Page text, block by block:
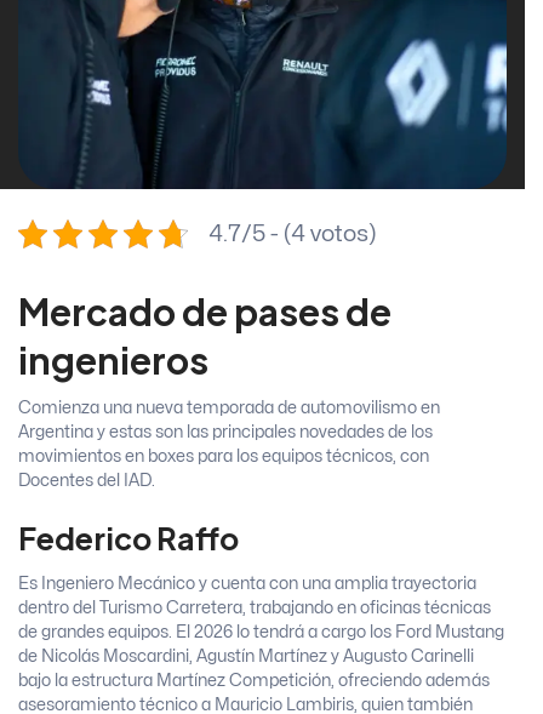
4.7/5 - (4 votos)
Mercado de pases de
ingenieros
Comienza una nueva temporada de automovilismo en
Argentina y estas son las principales novedades de los
movimientos en boxes para los equipos técnicos, con
Docentes del IAD.
Federico Raffo
Es Ingeniero Mecánico y cuenta con una amplia trayectoria
dentro del Turismo Carretera, trabajando en oficinas técnicas
de grandes equipos. El 2026 lo tendrá a cargo los Ford Mustang
de Nicolás Moscardini, Agustín Martínez y Augusto Carinelli
bajo la estructura Martínez Competición, ofreciendo además
asesoramiento técnico a Mauricio Lambiris, quien también